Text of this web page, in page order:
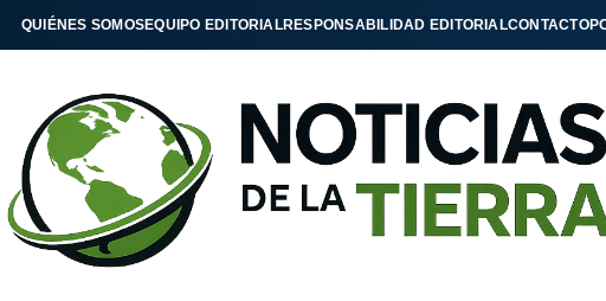
QUIÉNES SOMOSEQUIPO EDITORIALRESPONSABILIDAD EDITORIALCONTACTO